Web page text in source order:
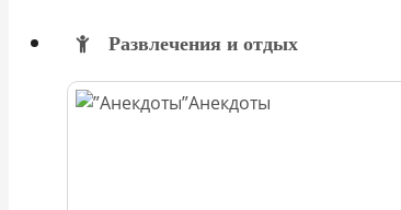
Развлечения и отдых
Анекдоты